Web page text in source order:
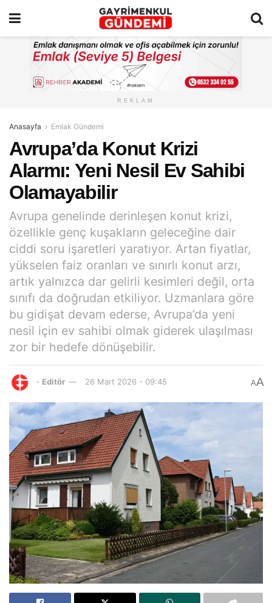
REKLAM
Anasayfa Emlak Gündemi
Avrupa’da Konut Krizi
Alarmı: Yeni Nesil Ev Sahibi
Olamayabilir
Avrupa genelinde derinleşen konut krizi,
özellikle genç kuşakların geleceğine dair
ciddi soru işaretleri yaratıyor. Artan fiyatlar,
yükselen faiz oranları ve sınırlı konut arzı,
artık yalnızca dar gelirli kesimleri değil, orta
sınıfı da doğrudan etkiliyor. Uzmanlara göre
bu gidişat devam ederse, Avrupa’da yeni
nesil için ev sahibi olmak giderek ulaşılması
zor bir hedefe dönüşebilir.
- Editör 26 Mart 2026 - 09:45 AA